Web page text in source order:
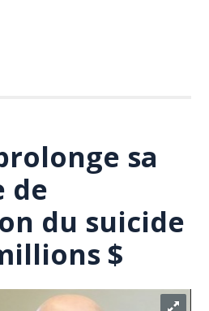
sa
de
du suicide
$